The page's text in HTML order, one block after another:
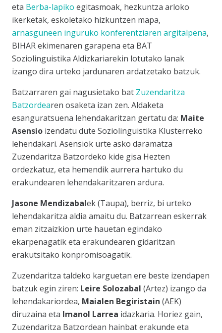
eta Berba-lapiko egitasmoak, hezkuntza arloko
ikerketak, eskoletako hizkuntzen mapa,
arnasguneen inguruko konferentziaren argitalpena,
BIHAR ekimenaren garapena eta BAT
Soziolinguistika Aldizkariarekin lotutako lanak
izango dira urteko jardunaren ardatzetako batzuk.
Batzarraren gai nagusietako bat Zuzendaritza
Batzordearen osaketa izan zen. Aldaketa
esanguratsuena lehendakaritzan gertatu da: Maite
Asensio izendatu dute Soziolinguistika Klusterreko
lehendakari. Asensiok urte asko daramatza
Zuzendaritza Batzordeko kide gisa Hezten
ordezkatuz, eta hemendik aurrera hartuko du
erakundearen lehendakaritzaren ardura.
Jasone Mendizabalek (Taupa), berriz, bi urteko
lehendakaritza aldia amaitu du. Batzarrean eskerrak
eman zitzaizkion urte hauetan egindako
ekarpenagatik eta erakundearen gidaritzan
erakutsitako konpromisoagatik.
Zuzendaritza taldeko karguetan ere beste izendapen
batzuk egin ziren: Leire Solozabal (Artez) izango da
lehendakariordea, Maialen Begiristain (AEK)
diruzaina eta Imanol Larrea idazkaria. Horiez gain,
Zuzendaritza Batzordean hainbat erakunde eta